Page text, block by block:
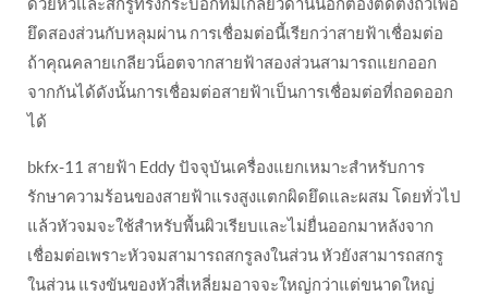
ยึดสองส่วนกับหลุมผ่าน การเชื่อมต่อนี้เรียกว่าสายฟ้าเชื่อมต่อ
ถ้าคุณคลายเกลียวน็อตจากสายฟ้าสองส่วนสามารถแยกออก
จากกันได้ดังนั้นการเชื่อมต่อสายฟ้าเป็นการเชื่อมต่อที่ถอดออก
ได้
bkfx-11 สายฟ้า Eddy ปัจจุบันเครื่องแยกเหมาะสำหรับการ
รักษาความร้อนของสายฟ้าแรงสูงแตกผิดยึดและผสม โดยทั่วไป
แล้วหัวจมจะใช้สำหรับพื้นผิวเรียบและไม่ยื่นออกมาหลังจาก
เชื่อมต่อเพราะหัวจมสามารถสกรูลงในส่วน หัวยังสามารถสกรู
ในส่วน แรงขันของหัวสี่เหลี่ยมอาจจะใหญ่กว่าแต่ขนาดใหญ่